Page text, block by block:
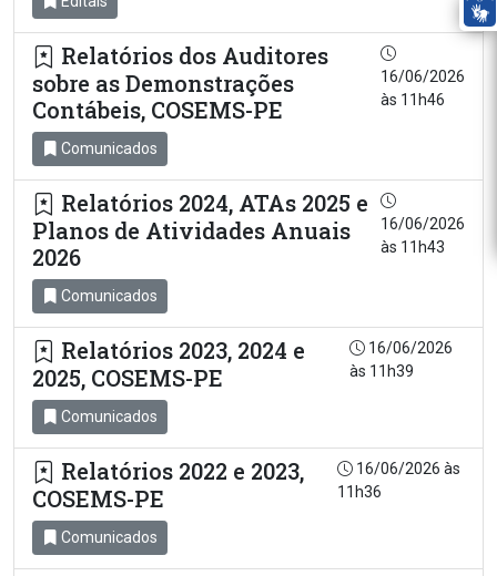
Relatórios dos Auditores
sobre as Demonstrações
Contábeis, COSEMS-PE
16/06/2026
às 11h46
Comunicados
Relatórios 2024, ATAs 2025 e
Planos de Atividades Anuais
2026
16/06/2026
às 11h43
Comunicados
Relatórios 2023, 2024 e
2025, COSEMS-PE
16/06/2026
às 11h39
Comunicados
Relatórios 2022 e 2023,
COSEMS-PE
16/06/2026 às
11h36
Comunicados